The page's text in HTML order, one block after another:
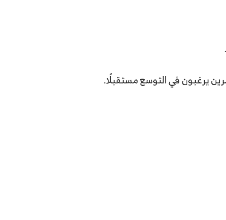
يرغبون في التوسع مستقبلًا.